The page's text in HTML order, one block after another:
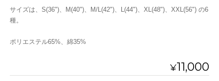
サイズは、S(36")、M(40")、M/L(42")、L(44")、XL(48")、XXL(56") の6
種。
ポリエステル65%、綿35%
¥11,000